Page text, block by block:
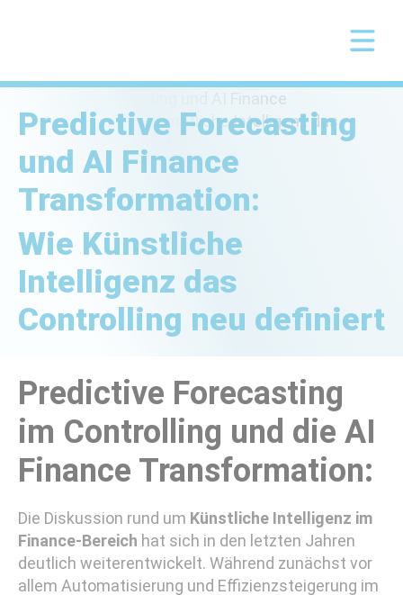
Predictive Forecasting
und AI Finance
Transformation:
Wie Künstliche
Intelligenz das
Controlling neu definiert
Predictive Forecasting
im Controlling und die AI
Finance Transformation:
Die Diskussion rund um Künstliche Intelligenz im
Finance-Bereich hat sich in den letzten Jahren
deutlich weiterentwickelt. Während zunächst vor
allem Automatisierung und Effizienzsteigerung im